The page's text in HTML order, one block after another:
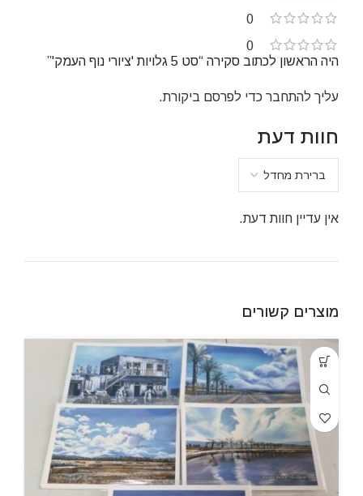
0
0
חוות דעת
אין עדיין חוות דעת.
היה הראשון לכתוב סקירה “סט 5 גלויות 'ציורי נוף העמק'”
עליך להתחבר כדי לפרסם ביקורת.
מוצרים קשורים